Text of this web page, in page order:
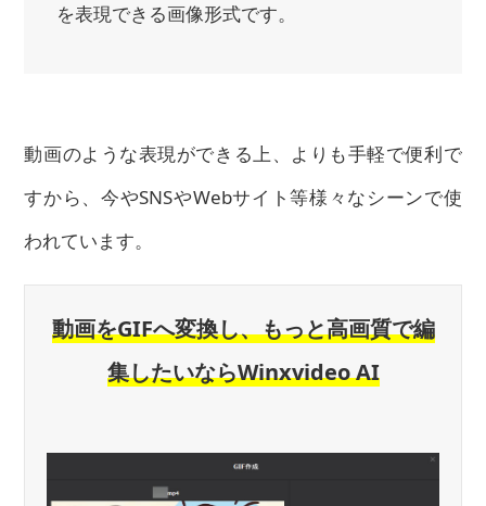
を表現できる画像形式です。
動画のような表現ができる上、よりも手軽で便利で
すから、今やSNSやWebサイト等様々なシーンで使
われています。
動画をGIFへ変換し、もっと高画質で編
集したいならWinxvideo AI